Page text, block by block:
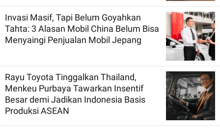
Invasi Masif, Tapi Belum Goyahkan
Tahta: 3 Alasan Mobil China Belum Bisa
Menyaingi Penjualan Mobil Jepang
Rayu Toyota Tinggalkan Thailand,
Menkeu Purbaya Tawarkan Insentif
Besar demi Jadikan Indonesia Basis
Produksi ASEAN